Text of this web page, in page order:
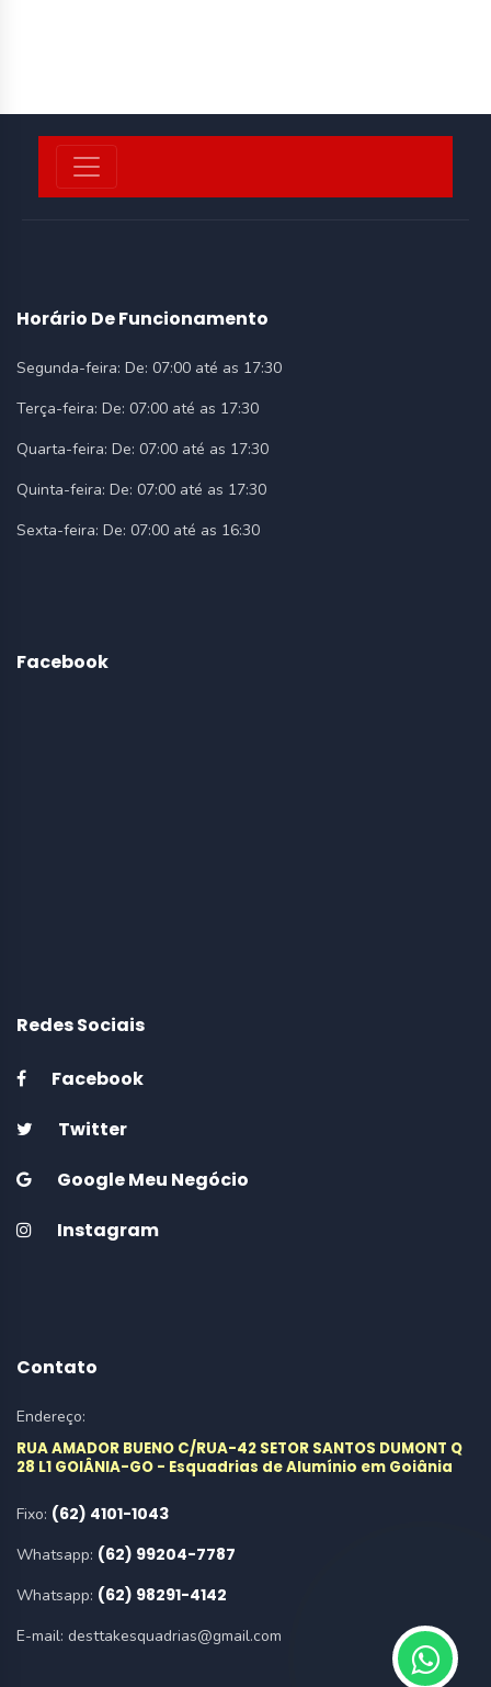
Horário De Funcionamento
Segunda-feira: De: 07:00 até as 17:30
Terça-feira: De: 07:00 até as 17:30
Quarta-feira: De: 07:00 até as 17:30
Quinta-feira: De: 07:00 até as 17:30
Sexta-feira: De: 07:00 até as 16:30
Facebook
Redes Sociais
Facebook
Twitter
Google Meu Negócio
Instagram
Contato
Endereço:
RUA AMADOR BUENO C/RUA-42 SETOR SANTOS DUMONT Q
28 L1 GOIÂNIA-GO - Esquadrias de Alumínio em Goiânia
Fixo: (62) 4101-1043
Whatsapp: (62) 99204-7787
Whatsapp: (62) 98291-4142
E-mail: desttakesquadrias@gmail.com